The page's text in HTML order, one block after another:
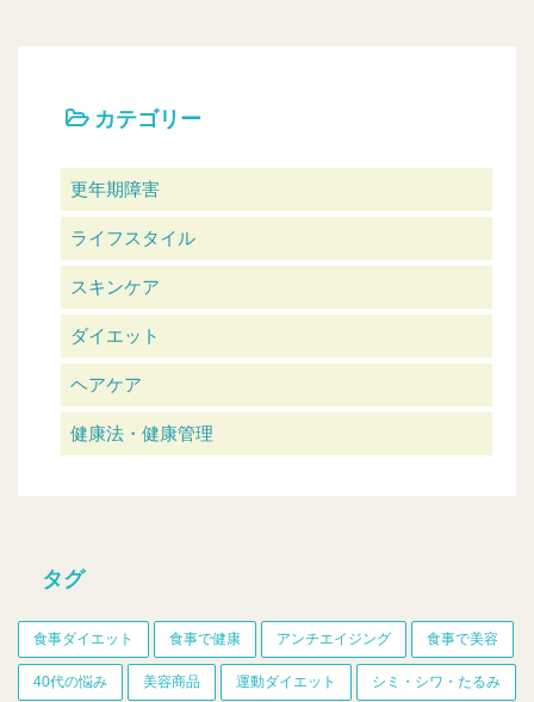
カテゴリー
更年期障害
ライフスタイル
スキンケア
ダイエット
ヘアケア
健康法・健康管理
タグ
食事ダイエット 食事で健康 アンチエイジング 食事で美容
40代の悩み 美容商品 運動ダイエット シミ・シワ・たるみ